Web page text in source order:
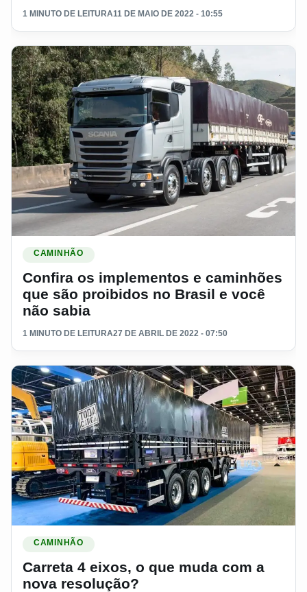
1 MINUTO DE LEITURA11 DE MAIO DE 2022 - 10:55
CAMINHÃO
Confira os implementos e caminhões
que são proibidos no Brasil e você
não sabia
1 MINUTO DE LEITURA27 DE ABRIL DE 2022 - 07:50
CAMINHÃO
Carreta 4 eixos, o que muda com a
nova resolução?